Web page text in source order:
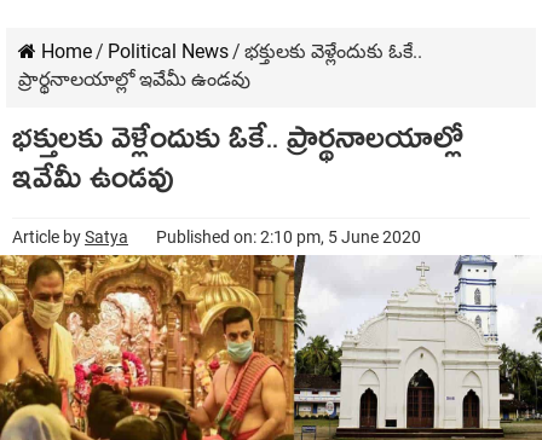
Home/ Political News/ భక్తులకు వెళ్లేందుకు ఓకే..
ప్రార్థనాలయాల్లో ఇవేమీ ఉండవు
భక్తులకు వెళ్లేందుకు ఓకే.. ప్రార్థనాలయాల్లో
ఇవేమీ ఉండవు
Article bySatya Published on: 2:10 pm, 5 June 2020